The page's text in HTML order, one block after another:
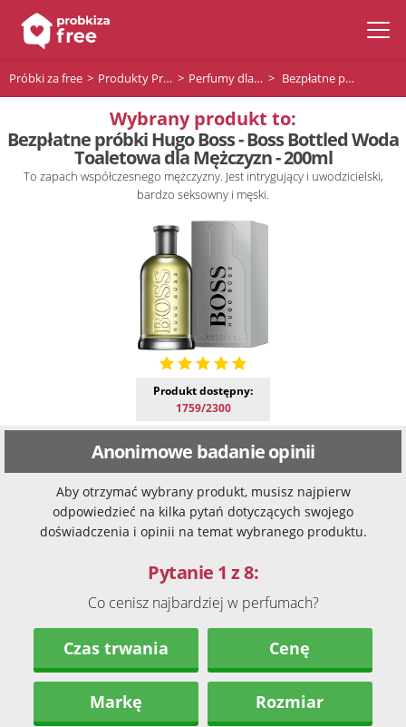
Próbki za free Produkty Premium Perfumy dla mężczyzn Bezpłatne próbki Hugo Boss - Boss Bottled Woda Toaletowa dla Mężczyzn - 200ml
Wybrany produkt to:
Bezpłatne próbki Hugo Boss - Boss Bottled Woda
Toaletowa dla Mężczyzn - 200ml
To zapach współczesnego mężczyzny. Jest intrygujący i uwodzicielski,
bardzo seksowny i męski.
Produkt dostępny:
1759/2300
Anonimowe badanie opinii
Aby otrzymać wybrany produkt, musisz najpierw
odpowiedzieć na kilka pytań dotyczących swojego
doświadczenia i opinii na temat wybranego produktu.
Pytanie 1 z 8:
Co cenisz najbardziej w perfumach?
Czas trwania Cenę
Markę Rozmiar